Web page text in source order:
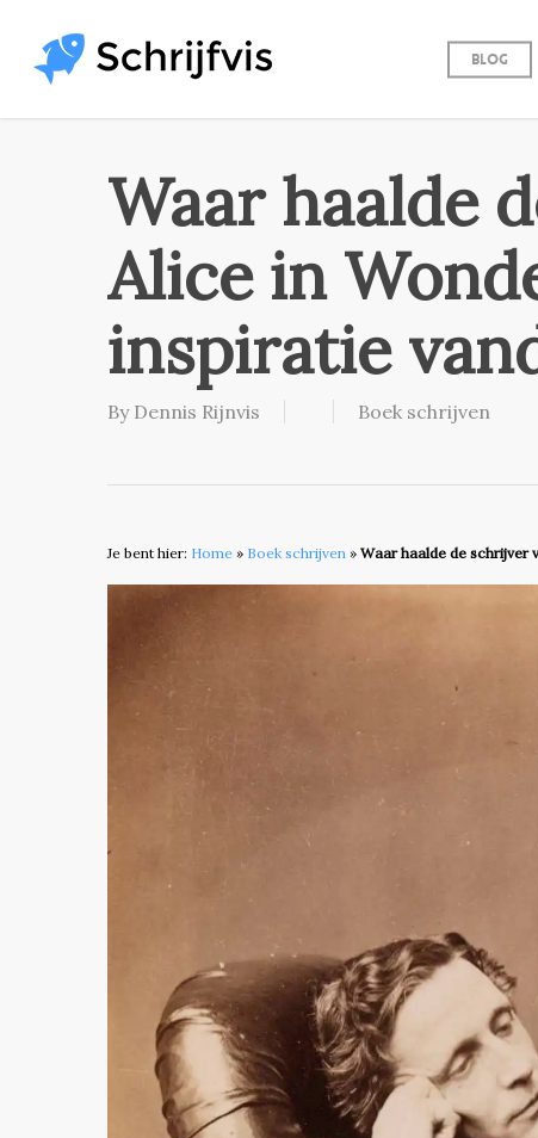
main
Blog
Waar haalde
Alice in
inspiratie
By Dennis Rijnvis Boek schrijven
Je bent hier: Home » Boek schrijven » Waar haalde de schrijver